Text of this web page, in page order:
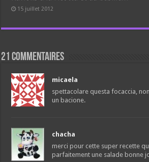
15 juillet 2012
21 commentaires
micaela
spettacolare questa focaccia,
un bacione.
chacha
merci pour cette super recette
parfaitement une salade bonne